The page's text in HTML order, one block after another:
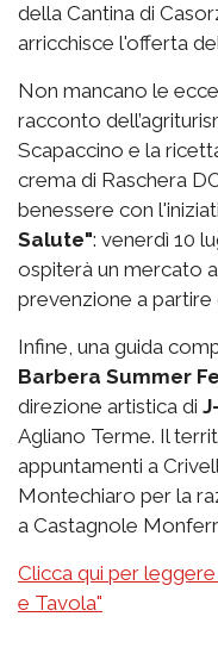
della Cantina di
arricchisce l'offerta
Non mancano le
racconto
Scapaccino e la
crema di Raschera
benessere con
Salute": venerdì 10
ospiterà un mercato
prevenzione a partire
Infine, una guida
Barbera Summer
direzione artistica di
Agliano Terme. Il
appuntamenti a
Montechiaro per la
a Castagnole
Clicca qui per
e Tavola"